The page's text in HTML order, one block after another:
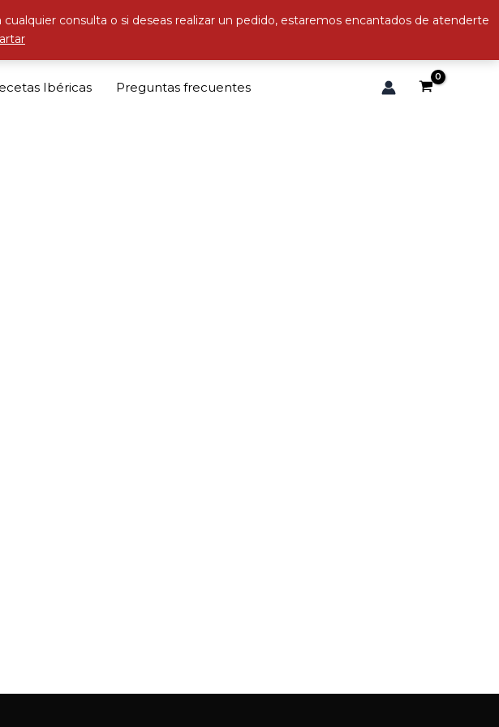
consulta o si deseas realizar un pedido, estaremos encantados de atenderte
Ibéricas Preguntas frecuentes